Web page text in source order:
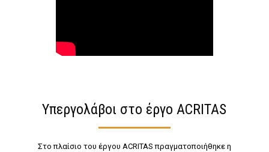
Υπεργολάβοι στο έργο ACRITAS
Στο πλαίσιο του έργου ACRITAS πραγματοποιήθηκε η